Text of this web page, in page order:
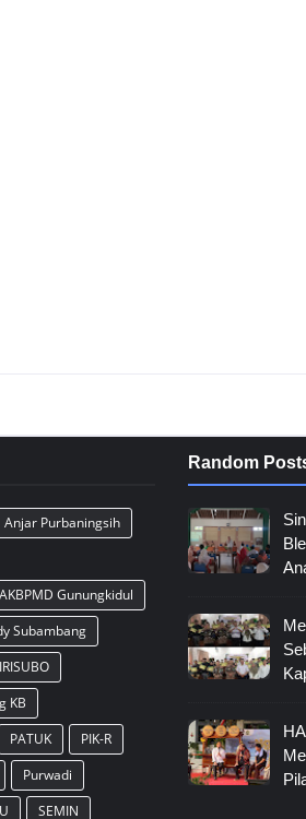
Anjar Purbaningsih
Gunungkidul
Subambang
KB
PATUK
PIK-R
Purwadi
SEMIN
Random